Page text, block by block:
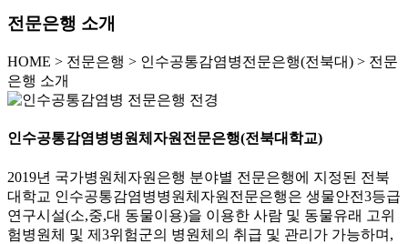
전문은행 소개
HOME > 전문은행 > 인수공통감염병전문은행(전북대) > 전문
은행 소개
인수공통감염병병원체자원전문은행(전북대학교)
2019년 국가병원체자원은행 분야별 전문은행에 지정된 전북
대학교 인수공통감염병병원체자원전문은행은 생물안전3등급
연구시설(소,중,대 동물이용)을 이용한 사람 및 동물유래 고위
험병원체 및 제3위험군의 병원체의 취급 및 관리가 가능하며,